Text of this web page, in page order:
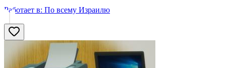
Работает в: По всему Израилю